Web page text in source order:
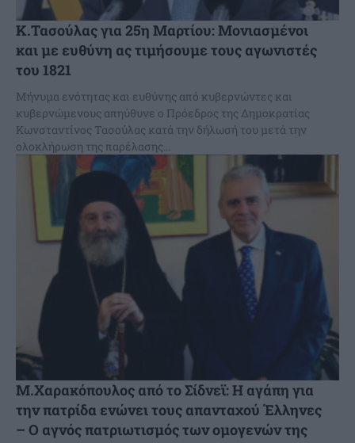
Κ.Τασούλας για 25η Μαρτίου: Μονιασμένοι
και με ευθύνη ας τιμήσουμε τους αγωνιστές
του 1821
Mήνυμα ενότητας και ευθύνης από κυβερνώντες και
κυβερνώμενους απηύθυνε ο Πρόεδρος της Δημοκρατίας
Κωνσταντίνος Τασούλας κατά την δήλωσή του μετά την
ολοκλήρωση της παρέλασης...
Μ.Χαρακόπουλος από το Σίδνεϊ: Η αγάπη για
την πατρίδα ενώνει τους απανταχού Έλληνες
– Ο αγνός πατριωτισμός των ομογενών της